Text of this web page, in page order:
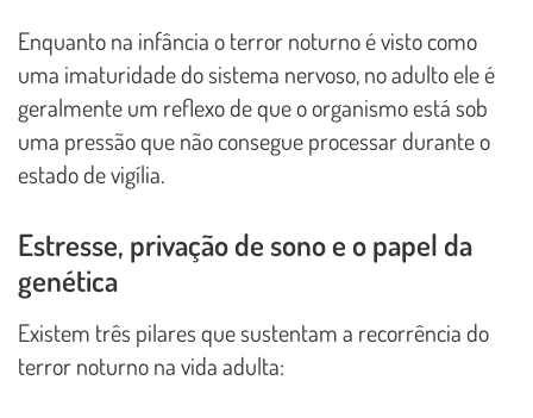
Enquanto na infância o terror noturno é visto como
uma imaturidade do sistema nervoso, no adulto ele é
geralmente um reflexo de que o organismo está sob
uma pressão que não consegue processar durante o
estado de vigília.
Estresse, privação de sono e o papel da
genética
Existem três pilares que sustentam a recorrência do
terror noturno na vida adulta: